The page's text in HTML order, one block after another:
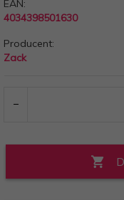
EAN:
4034398501630
Producent:
Zack